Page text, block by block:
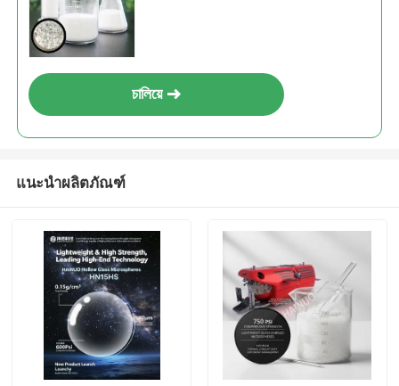
চালিয়ে
แนะนำผลิตภัณฑ์